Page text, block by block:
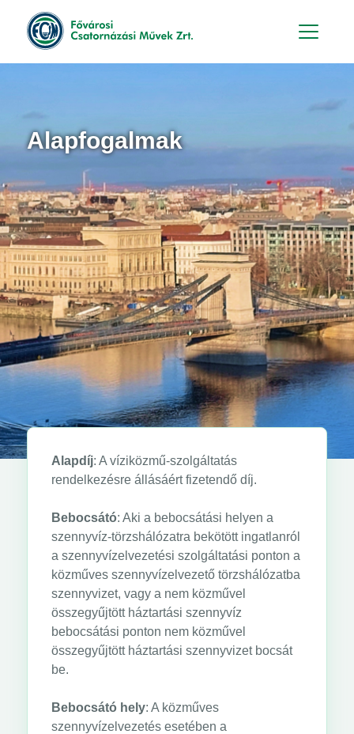
Alapfogalmak
Alapdíj: A víziközmű-szolgáltatás
rendelkezésre állásáért fizetendő díj.
Bebocsátó: Aki a bebocsátási helyen a
szennyvíz-törzshálózatra bekötött ingatlanról
a szennyvízelvezetési szolgáltatási ponton a
közműves szennyvízelvezető törzshálózatba
szennyvizet, vagy a nem közművel
összegyűjtött háztartási szennyvíz
bebocsátási ponton nem közművel
összegyűjtött háztartási szennyvizet bocsát
be.
Bebocsátó hely: A közműves
szennyvízelvezetés esetében a